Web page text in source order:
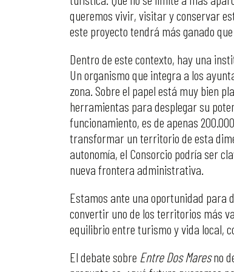
queremos vivir, visitar y conservar
este proyecto tendrá más ganado
Dentro de este contexto, hay una
Un organismo que integra a los
zona. Sobre el papel está muy bien
herramientas para desplegar su
funcionamiento, es de apenas
transformar un territorio de esta
autonomía, el Consorcio podría ser
nueva frontera administrativa.
Estamos ante una oportunidad para
convertir uno de los territorios más
equilibrio entre turismo y vida local,
El debate sobre Entre Dos Maresno